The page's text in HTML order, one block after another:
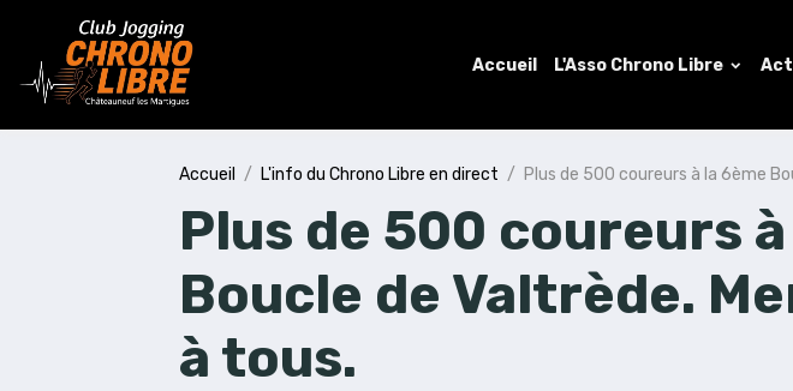
Accueil L'Asso Chrono Libre
Accueil L'info du Chrono Libre en direct Plus de 500 coureurs à la 6ème
Plus de 500 coureurs
Boucle de Valtrède.
à tous.